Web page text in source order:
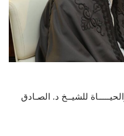
للشيــخ د. الصـادق